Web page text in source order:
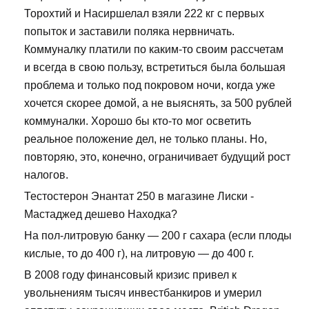
Торохтий и Насиршелал взяли 222 кг с первых
попыток и заставили поляка нервничать.
Коммуналку платили по каким-то своим рассчетам
и всегда в свою пользу, встретиться была большая
проблема и только под покровом ночи, когда уже
хочется скорее домой, а не выяснять, за 500 рублей
коммуналки. Хорошо бы кто-то мог осветить
реальное положение дел, не только планы. Но,
повторяю, это, конечно, ограничивает будущий рост
налогов.
Тестостерон Энантат 250 в магазине Лиски -
Мастаджед дешево Находка?
На пол-литровую банку — 200 г сахара (если плоды
кислые, то до 400 г), на литровую — до 400 г.
В 2008 году финансовый кризис привел к
увольнениям тысяч инвестбанкиров и умерил